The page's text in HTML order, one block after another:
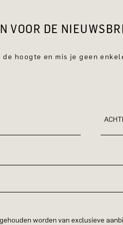
VOOR DE
hoogte en mis je geen
worden van exclusieve